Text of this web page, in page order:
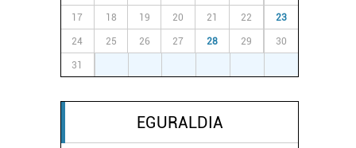
17 18 19 20 21 22 23
24 25 26 27 28 29 30
31
EGURALDIA